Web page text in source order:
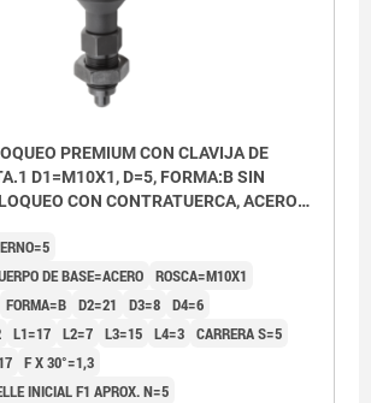
PREMIUM CON CLAVIJA DE
D1=M10X1, D=5, FORMA:B SIN
CON CONTRATUERCA, ACERO
GRIS ANTRACITA RAL7021
DE BASE=ACERO ROSCA=M10X1
FORMA=B D2=21 D3=8 D4=6
L1=17 L2=7 L3=15 L4=3 CARRERA S=5
F X 30°=1,3
INICIAL F1 APROX. N=5